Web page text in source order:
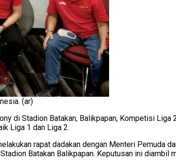
(ar)
di Stadion Batakan, Balikpapan, Kompetisi
Liga 1 dan Liga 2.
rapat dadakan dengan Menteri Pemuda
Batakan Balikpapan. Keputusan ini diambil